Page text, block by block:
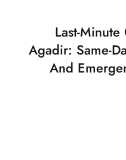
Last-Minute
Agadir: Same-
And